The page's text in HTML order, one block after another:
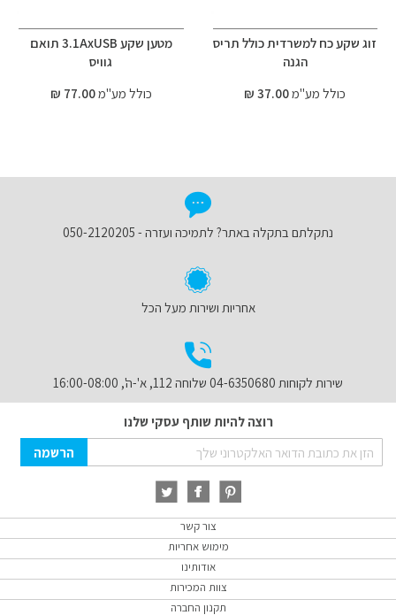
זוג שקע כח למשרדית כולל תריס
הגנה
כולל מע"מ37.00 ₪
מטען שקע 3.1AxUSB תואם
גוויס
כולל מע"מ77.00 ₪
נתקלתם בתקלה באתר? לתמיכה ועזרה - 050-2120205
אחריות ושירות מעל הכל
שירות לקוחות 04-6350680 שלוחה 112, א'-ה', 16:00-08:00
רוצה להיות שותף עסקי שלנו
Sign
Up
Newsletter:
הרשמה
צור קשר
מימוש אחריות
אודותינו
צוות המכירות
תקנון החברה